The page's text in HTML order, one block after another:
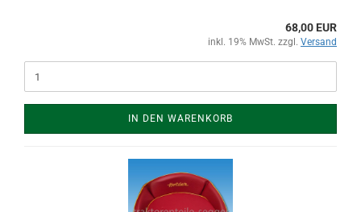
68,00 EUR
inkl. 19% MwSt. zzgl. Versand
IN DEN WARENKORB